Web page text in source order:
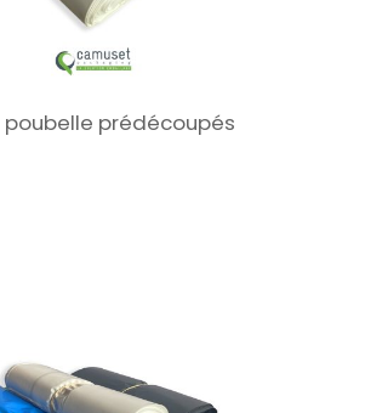
poubelle prédécoupés